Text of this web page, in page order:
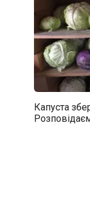
Капуста